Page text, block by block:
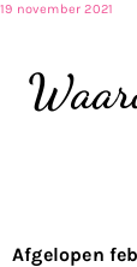
19 november 2021
Afgelopen